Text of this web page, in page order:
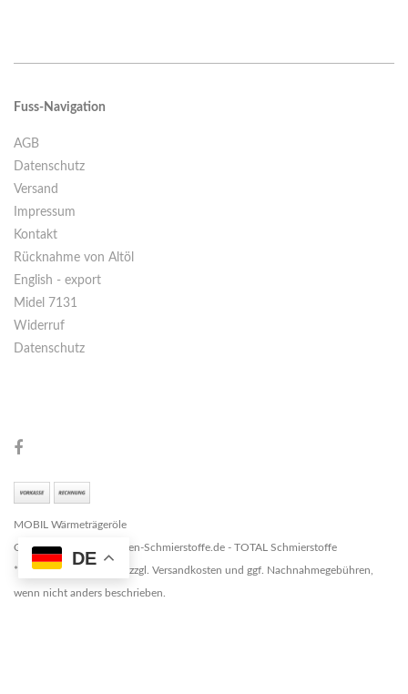
DE
Fuss-Navigation
AGB
Datenschutz
Versand
Impressum
Kontakt
Rücknahme von Altöl
English - export
Midel 7131
Widerruf
Datenschutz
MOBIL Wärmeträgeröle
Copyright © 2026 Marken-Schmierstoffe.de - TOTAL Schmierstoffe
* Alle Preise zzgl. MwSt. zzgl. Versandkosten und ggf. Nachnahmegebühren,
wenn nicht anders beschrieben.